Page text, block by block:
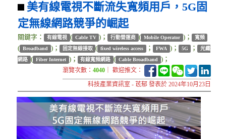
美有線電視不斷流失寬頻用戶，5G固
定無線網路競爭的崛起
關鍵字： 有線電視 ( Cable TV )； 行動營運商 ( Mobile Operator )； 寬頻
( Broadband )； 固定無線接取 ( fixed wireless access ； FWA )； 5G ； 光纖
網路 ( Fiber Internet )； 有線寬頻網路 ( Cable Broadband )；
瀏覽次數：4040 ｜ 歡迎推文：
科技產業資訊室 - 茋郁 發表於 2024年10月23日